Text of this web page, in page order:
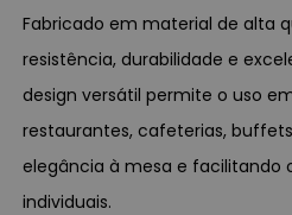
Fabricado em material de alta
resistência, durabilidade e
design versátil permite o uso
restaurantes, cafeterias,
elegância à mesa e facilitando
individuais.